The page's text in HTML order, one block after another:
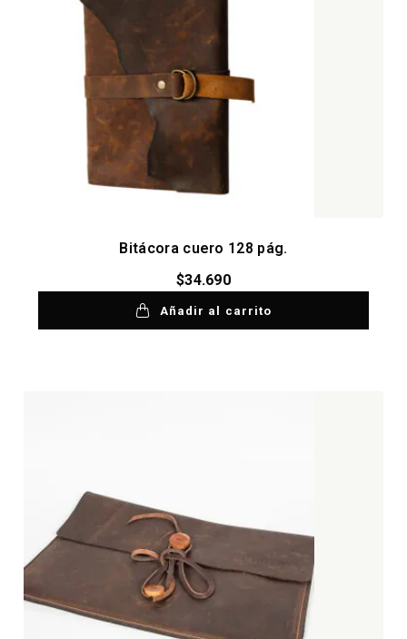
Bitácora cuero 128 pág.
$34.690
Añadir al carrito